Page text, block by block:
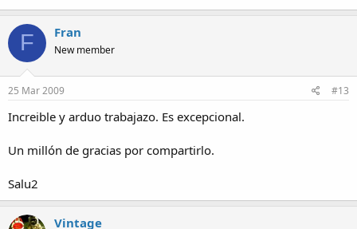
F Fran
New member
25 Mar 2009 #13
Increible y arduo trabajazo. Es excepcional.
Un millón de gracias por compartirlo.
Salu2
Vintage